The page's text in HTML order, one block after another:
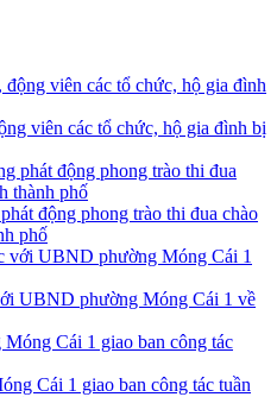
viên các tổ chức, hộ gia đình bị
động phong trào thi đua chào
phố
UBND phường Móng Cái 1 về
Cái 1 giao ban công tác tuần